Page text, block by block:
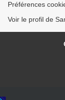
Préférences
Voir le profil de